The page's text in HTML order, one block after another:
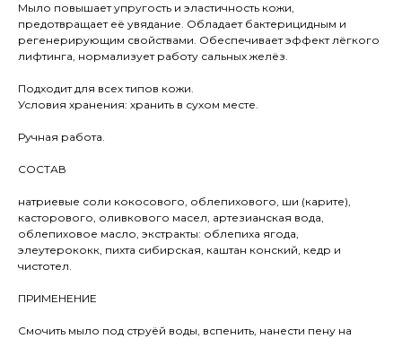
Мыло повышает упругость и эластичность кожи,
предотвращает её увядание. Обладает бактерицидным и
регенерирующим свойствами. Обеспечивает эффект лёгкого
лифтинга, нормализует работу сальных желёз.
Подходит для всех типов кожи.
Условия хранения: хранить в сухом месте.
Ручная работа.
СОСТАВ
натриевые соли кокосового, облепихового, ши (карите),
касторового, оливкового масел, артезианская вода,
облепиховое масло, экстракты: облепиха ягода,
элеутерококк, пихта сибирская, каштан конский, кедр и
чистотел.
ПРИМЕНЕНИЕ
Смочить мыло под струёй воды, вспенить, нанести пену на